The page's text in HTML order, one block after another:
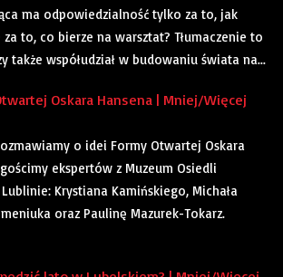
ma odpowiedzialność tylko za to, jak
za to, co bierze na warsztat? Tłumaczenie to
także współudział w budowaniu świata na...
Oskara Hansena | Mniej/Więcej
o idei Formy Otwartej Oskara
ekspertów z Muzeum Osiedli
Krystiana Kamińskiego, Michała
oraz Paulinę Mazurek-Tokarz.